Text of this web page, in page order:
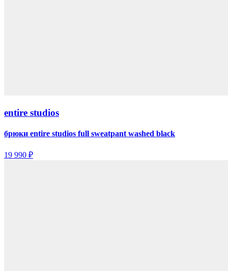
entire studios
брюки entire studios full sweatpant washed black
19 990 ₽